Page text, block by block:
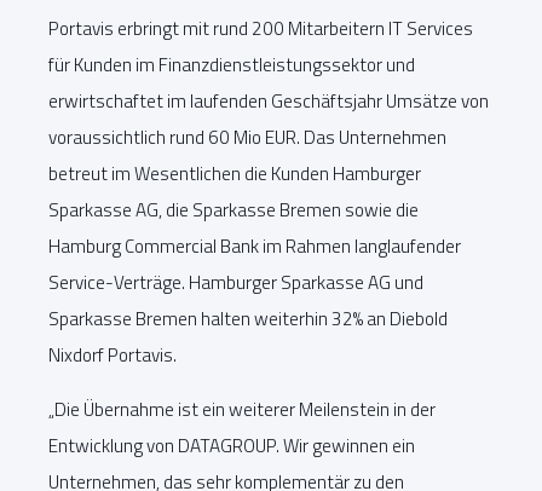
Portavis erbringt mit rund 200 Mitarbeitern IT Services
für Kunden im Finanzdienstleistungssektor und
erwirtschaftet im laufenden Geschäftsjahr Umsätze von
voraussichtlich rund 60 Mio EUR. Das Unternehmen
betreut im Wesentlichen die Kunden Hamburger
Sparkasse AG, die Sparkasse Bremen sowie die
Hamburg Commercial Bank im Rahmen langlaufender
Service-Verträge. Hamburger Sparkasse AG und
Sparkasse Bremen halten weiterhin 32% an Diebold
Nixdorf Portavis.
„Die Übernahme ist ein weiterer Meilenstein in der
Entwicklung von DATAGROUP. Wir gewinnen ein
Unternehmen, das sehr komplementär zu den